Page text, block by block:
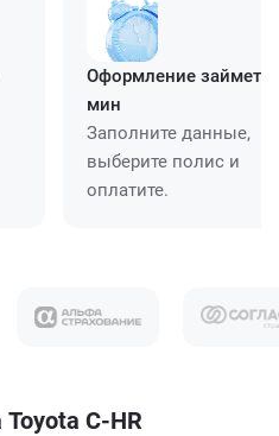
Оформление займет
мин
Заполните данные,
выберите полис и
оплатите.
C-HR